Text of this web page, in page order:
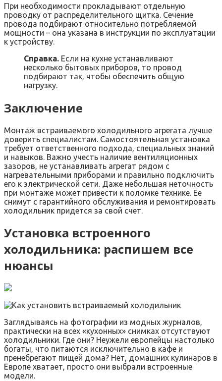
При необходимости прокладывают отдельную
проводку от распределительного щитка. Сечение
провода подбирают относительно потребляемой
мощности – она указана в инструкции по эксплуатации
к устройству.
Справка. Если на кухне устанавливают
несколько бытовых приборов, то провод
подбирают так, чтобы обеспечить общую
нагрузку.
Заключение
Монтаж встраиваемого холодильного агрегата лучше
доверить специалистам. Самостоятельная установка
требует ответственного подхода, специальных знаний
и навыков. Важно учесть наличие вентиляционных
зазоров, не устанавливать агрегат рядом с
нагревательными приборами и правильно подключить
его к электрической сети. Даже небольшая неточность
при монтаже может привести к поломке технике. Ее
снимут с гарантийного обслуживания и ремонтировать
холодильник придется за свой счет.
Установка встроенного
холодильника: распишем все
нюансы
Заглядываясь на фотографии из модных журналов,
практически на всех «кухонных» снимках отсутствуют
холодильники. Где они? Неужели европейцы настолько
богаты, что питаются исключительно в кафе и
пренебрегают пищей дома? Нет, домашних кулинаров в
Европе хватает, просто они выбрали встроенные
модели.